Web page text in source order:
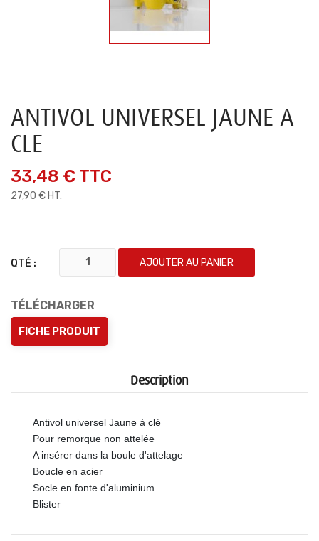
ANTIVOL UNIVERSEL JAUNE A
CLE
33,48 € TTC
27,90 € HT.
QTÉ : AJOUTER AU PANIER
TÉLÉCHARGER
FICHE PRODUIT
Description
Antivol universel Jaune à clé
Pour remorque non attelée
A insérer dans la boule d'attelage
Boucle en acier
Socle en fonte d'aluminium
Blister